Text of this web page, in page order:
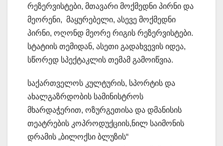
რეზერვისტები, მთავარი მოქმედნი პირნი და
მეორენი, მაყურებელი, ასევე მოქმედნი
პირნი, ოღონდ მეორე რიგის რეზერვისტები.
სტატიის თემიდან, ასეთი გადახვევის იდეა,
სწორედ სპექტაკლის თემამ გამოიწვია.
საქართველოს კულტურის, სპორტის და
ახალგაზრდობის სამინისტროს
მხარდაჭერით, ოზურგეთისა და დმანისის
თეატრების კოპროდუქციის,ნილ საიმონის
დრამის „ბილოქსი ბლუზის“